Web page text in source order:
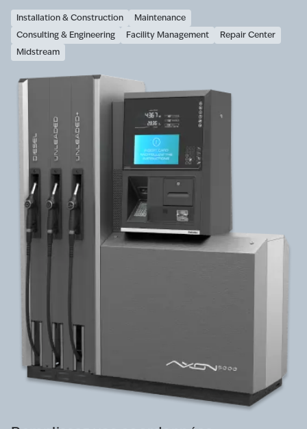
Installation & Construction
Maintenance
Consulting & Engineering
Facility Management
Repair Center
Midstream